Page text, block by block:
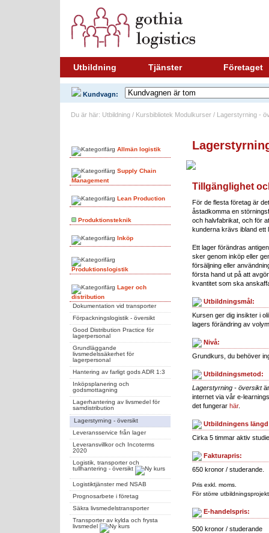
Utbildning Tjänster Företaget
Kundvagn:
Du är här: Utbildning / Kursbibliotek Modulkurser / Lagerstyrning -
Allmän logistik
Supply Chain
Management
Lean Production
Produktionsteknik
Inköp
Produktionslogistik
Lager och
distribution
Dokumentation vid transporter
Förpackningslogistik - översikt
Good Distribution Practice för
lagerpersonal
Grundläggande
livsmedelssäkerhet för
lagerpersonal
Hantering av farligt gods ADR 1:3
Inköpsplanering och
godsmottagning
Lagerhantering av livsmedel för
samdistribution
Lagerstyrning - översikt
Leveransservice från lager
Leveransvillkor och Incoterms
2020
Logistik, transporter och
tullhantering - översikt
Logistiktjänster med NSAB
Prognosarbete i företag
Säkra livsmedelstransporter
Transporter av kylda och frysta
livsmedel
Tillgänglighet
För de flesta företag är
åstadkomma en
och halvfabrikat, och för
kunderna krävs ibland ett
Ett lager förändras
sker genom inköp eller
försäljning eller
första hand ut på att
kvantitet som ska
Utbildningsmål:
Kursen ger dig insikter i
lagers förändring av
Nivå:
Grundkurs, du behöver
Utbildningsmetod:
Lagerstyrning - översiktär
internet via vår e-
det fungerar här.
Utbildningens
Cirka 5 timmar aktiv
Fakturapris:
650 kronor / studerande.
Pris exkl. moms.
För större
E-handelspris:
500 kronor / studerande